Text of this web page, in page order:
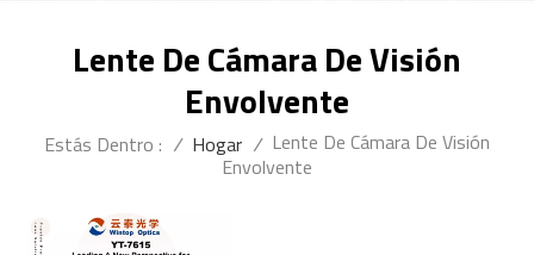
Lente De Cámara De Visión
Envolvente
Estás Dentro : / Hogar / Lente De Cámara De Visión
Envolvente